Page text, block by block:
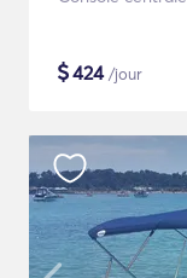
$424/jour